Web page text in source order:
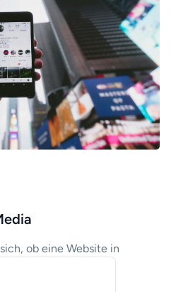
ob eine Website in
so viel
überhaupt noch